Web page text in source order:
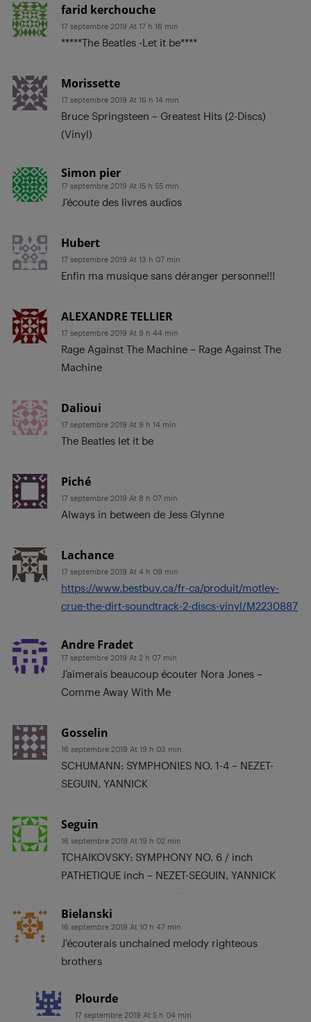
farid kerchouche
17 septembre 2019 At 17 h 16 min
*****The Beatles -Let it be****
Morissette
17 septembre 2019 At 16 h 14 min
Bruce Springsteen – Greatest Hits (2-Discs)
(Vinyl)
Simon pier
17 septembre 2019 At 15 h 55 min
J’écoute des livres audios
Hubert
17 septembre 2019 At 13 h 07 min
Enfin ma musique sans déranger personne!!!
ALEXANDRE TELLIER
17 septembre 2019 At 9 h 44 min
Rage Against The Machine – Rage Against The
Machine
Dalioui
17 septembre 2019 At 9 h 14 min
The Beatles let it be
Piché
17 septembre 2019 At 8 h 07 min
Always in between de Jess Glynne
Lachance
17 septembre 2019 At 4 h 09 min
https://www.bestbuy.ca/fr-ca/produit/motley-
crue-the-dirt-soundtrack-2-discs-vinyl/M2230887
Andre Fradet
17 septembre 2019 At 2 h 07 min
J’aimerais beaucoup écouter Nora Jones –
Comme Away With Me
Gosselin
16 septembre 2019 At 19 h 03 min
SCHUMANN: SYMPHONIES NO. 1-4 – NEZET-
SEGUIN, YANNICK
Seguin
16 septembre 2019 At 19 h 02 min
TCHAIKOVSKY: SYMPHONY NO. 6 / inch
PATHETIQUE inch – NEZET-SEGUIN, YANNICK
Bielanski
16 septembre 2019 At 10 h 47 min
J’écouterais unchained melody righteous
brothers
Plourde
17 septembre 2019 At 5 h 04 min